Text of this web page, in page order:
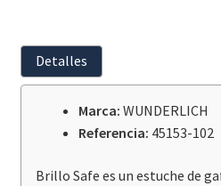
Negro
Multiclamp
Detalles
Marca: WUNDERLICH
Referencia: 45153-102
Brillo Safe es un estuche de